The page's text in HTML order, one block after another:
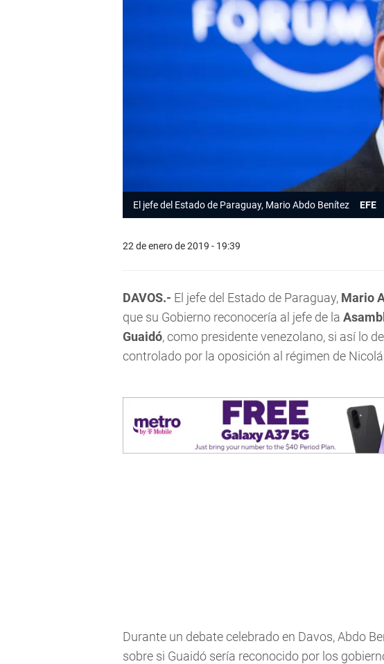
El jefe del Estado de Paraguay, Mario Abdo Benítez EFE
22 de enero de 2019 - 19:39
DAVOS.- El jefe del Estado de Paraguay, Mario
que su Gobierno reconocería al jefe de la
Guaidó, como presidente venezolano, si así lo
controlado por la oposición al régimen de
Durante un debate celebrado en Davos, Abdo
sobre si Guaidó sería reconocido por los